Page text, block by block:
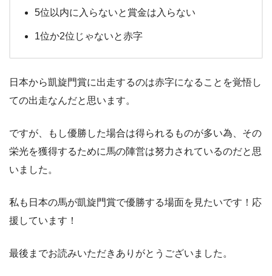
5位以内に入らないと賞金は入らない
1位か2位じゃないと赤字
日本から凱旋門賞に出走するのは赤字になることを覚悟し
ての出走なんだと思います。
ですが、もし優勝した場合は得られるものが多い為、その
栄光を獲得するために馬の陣営は努力されているのだと思
いました。
私も日本の馬が凱旋門賞で優勝する場面を見たいです！応
援しています！
最後までお読みいただきありがとうございました。